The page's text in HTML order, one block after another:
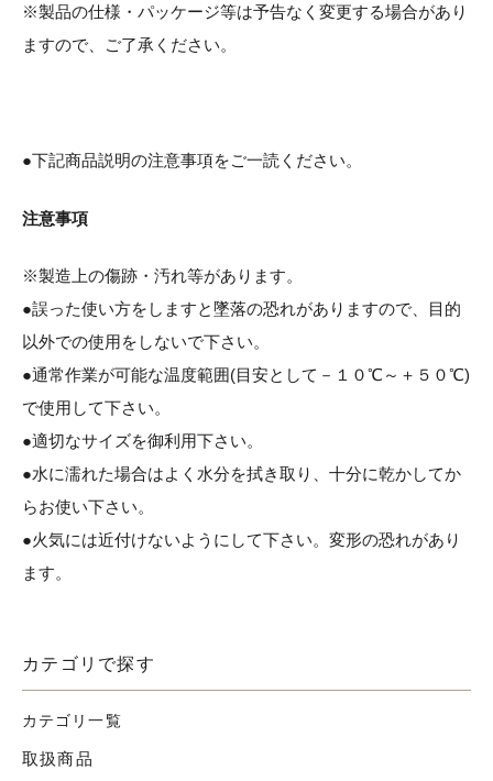
※製品の仕様・パッケージ等は予告なく変更する場合があり
ますので、ご了承ください。
●下記商品説明の注意事項をご一読ください。
注意事項
※製造上の傷跡・汚れ等があります。
●誤った使い方をしますと墜落の恐れがありますので、目的
以外での使用をしないで下さい。
●通常作業が可能な温度範囲(目安として－１０℃～＋５０℃)
で使用して下さい。
●適切なサイズを御利用下さい。
●水に濡れた場合はよく水分を拭き取り、十分に乾かしてか
らお使い下さい。
●火気には近付けないようにして下さい。変形の恐れがあり
ます。
カテゴリで探す
カテゴリ一覧
取扱商品